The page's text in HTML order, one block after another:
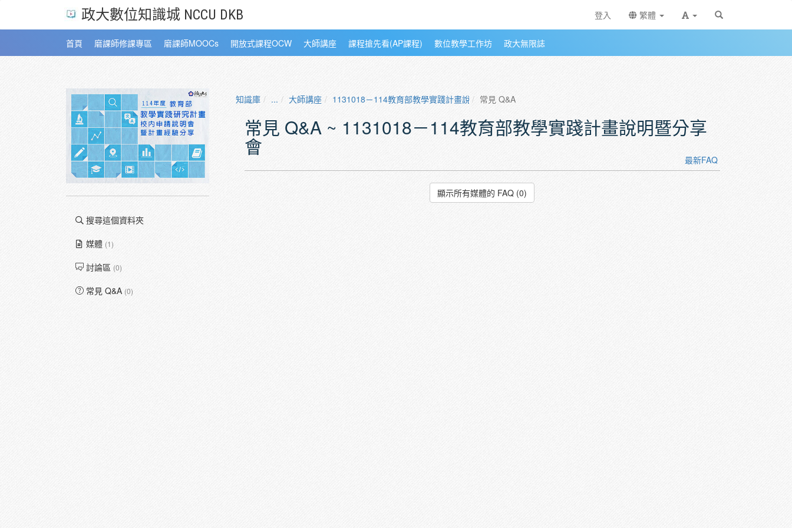
政大數位知識城 NCCU DKB 登入 繁體
首頁 磨課師修課專區 磨課師MOOCs 開放式課程OCW 大師講座 課程搶先看(AP課程) 數位教學工作坊 政大無限誌
搜尋這個資料夾
媒體 (1)
討論區 (0)
常見 Q&A (0)
知識庫 ... 大師講座 1131018－114教育部教學實踐計畫說明暨分享會
常見 Q&A
常見 Q&A ~ 1131018－114教育部教學實踐計畫說明暨分享
會
最新FAQ
顯示所有媒體的 FAQ (0)